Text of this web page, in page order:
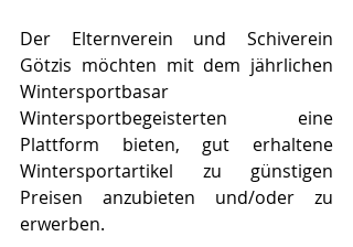
Der Elternverein und Schiverein
Götzis möchten mit dem jährlichen
Wintersportbasar
Wintersportbegeisterten eine
Plattform bieten, gut erhaltene
Wintersportartikel zu günstigen
Preisen anzubieten und/oder zu
erwerben.